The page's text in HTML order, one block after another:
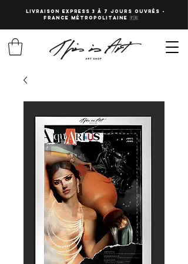
LIVRAISON EXPRESS 3 à 7 JOURS OUVRés -
fRANCE Métropolitaine 🇫🇷